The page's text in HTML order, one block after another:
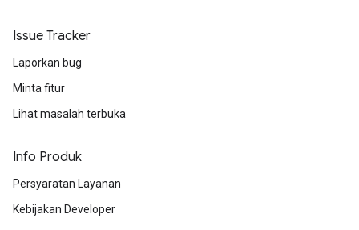
Issue Tracker
Laporkan bug
Minta fitur
Lihat masalah terbuka
Info Produk
Persyaratan Layanan
Kebijakan Developer